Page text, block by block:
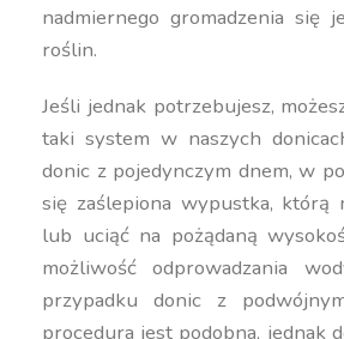
nadmiernego gromadzenia się
roślin.
Jeśli jednak potrzebujesz,
taki system w naszych
donic z pojedynczym dnem, w
się zaślepiona wypustka, którą
lub uciąć na pożądaną
możliwość odprowadzania
przypadku donic z
procedura jest podobna, jednak